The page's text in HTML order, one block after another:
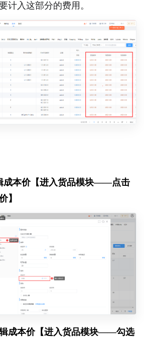
计入这部分的费用。
成本价【进入货品模块——点击
】
成本价【进入货品模块——勾选